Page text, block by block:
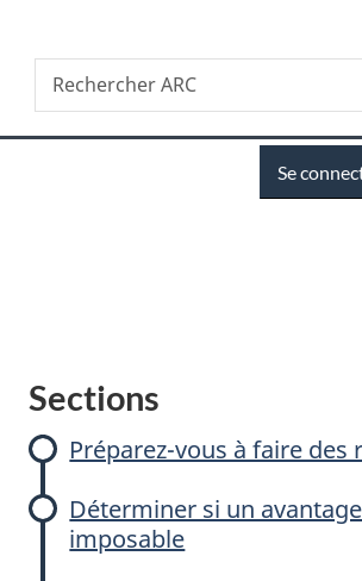
Recherche
Rechercher
ARC
Se
C
a
l
Sections
Préparez-vous à faire des
Déterminer si un
imposable